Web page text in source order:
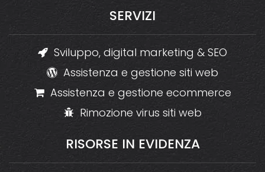
SERVIZI
Sviluppo, digital marketing & SEO
Assistenza e gestione siti web
Assistenza e gestione ecommerce
Rimozione virus siti web
RISORSE IN EVIDENZA